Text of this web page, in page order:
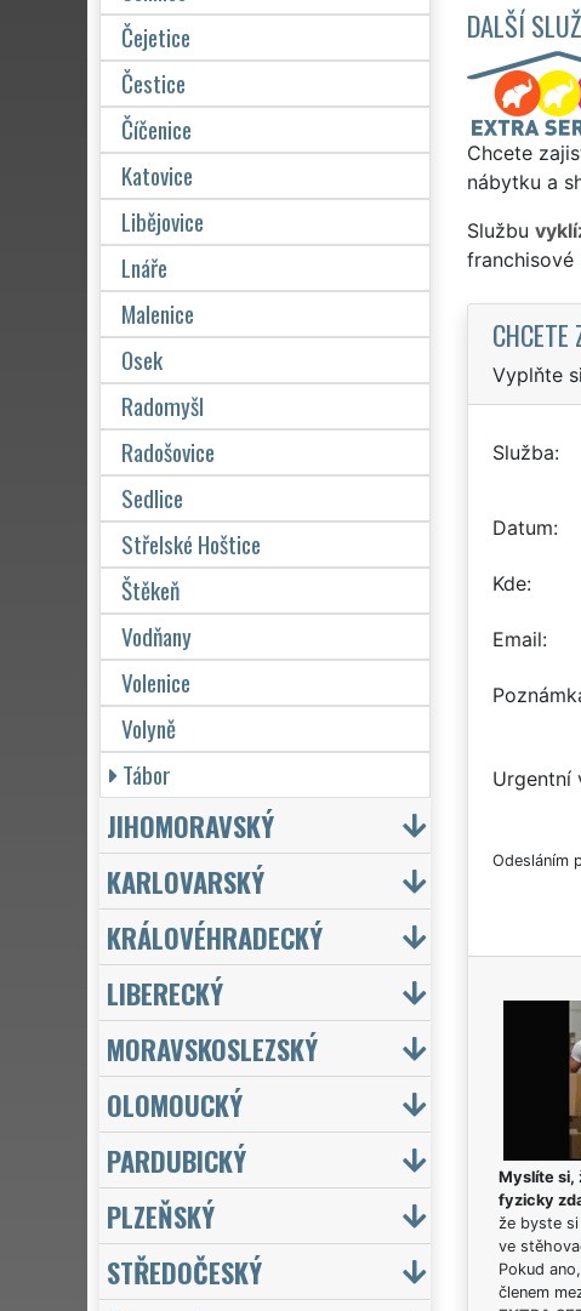
DALŠÍ
Chcete
nábytku a
Službu
franchisové
Vyplňte
Služba
Datum
Kde
Email
Urgentní
Odesláním
Myslíte si,
fyzicky
že byste
ve
Pokud
členem
Čejetice
Čestice
Číčenice
Katovice
Libějovice
Lnáře
Malenice
Osek
Radomyšl
Radošovice
Sedlice
Střelské Hoštice
Štěkeň
Vodňany
Volenice
Volyně
Tábor
JIHOMORAVSKÝ
KARLOVARSKÝ
KRÁLOVÉHRADECKÝ
LIBERECKÝ
MORAVSKOSLEZSKÝ
OLOMOUCKÝ
PARDUBICKÝ
PLZEŇSKÝ
STŘEDOČESKÝ